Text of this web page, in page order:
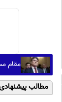
مقام
مطالب